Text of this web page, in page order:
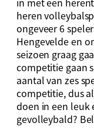
heren
ongeveer 6
Hengevelde en
seizoen graag
competitie gaan
aantal van zes
competitie, dus
doen in een leuk
gevolleybald?